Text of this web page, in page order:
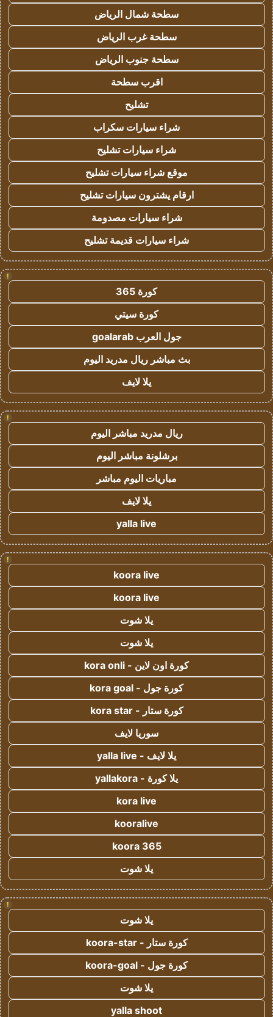
سطحة شمال الرياض
سطحة غرب الرياض
سطحة جنوب الرياض
اقرب سطحة
تشليح
شراء سيارات سكراب
شراء سيارات تشليح
موقع شراء سيارات تشليح
ارقام يشترون سيارات تشليح
شراء سيارات مصدومة
شراء سيارات قديمة تشليح
!
كورة 365
كورة سيتي
جول العرب goalarab
بث مباشر ريال مدريد اليوم
يلا لايف
!
ريال مدريد مباشر اليوم
برشلونة مباشر اليوم
مباريات اليوم مباشر
يلا لايف
yalla live
!
koora live
koora live
يلا شوت
يلا شوت
كورة اون لاين - kora onli
كورة جول - kora goal
كورة ستار - kora star
سوريا لايف
يلا لايف - yalla live
يلا كورة - yallakora
kora live
kooralive
koora 365
يلا شوت
!
يلا شوت
كورة ستار - koora-star
كورة جول - koora-goal
يلا شوت
yalla shoot